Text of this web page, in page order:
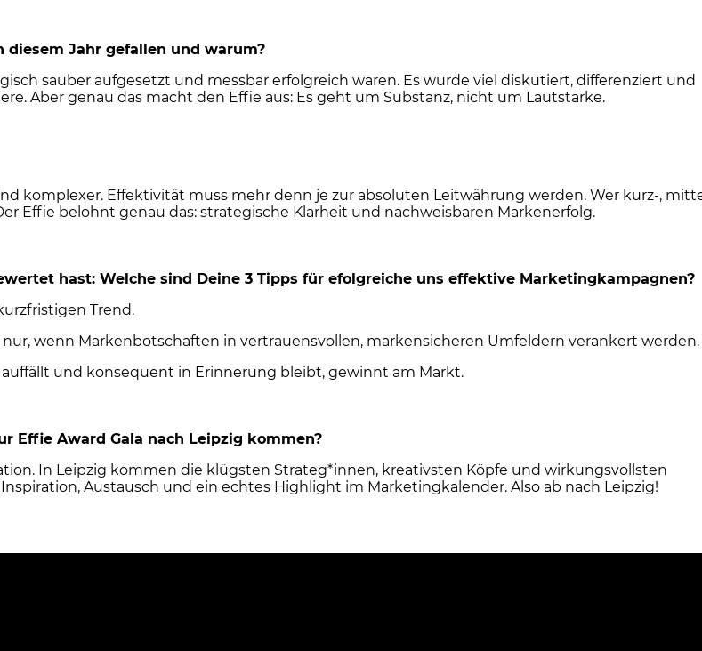
Jahr gefallen und warum?
sauber aufgesetzt und messbar erfolgreich waren. Es wurde viel diskutiert, differenziert und
Aber genau das macht den Effie aus: Es geht um Substanz, nicht um Lautstärke.
komplexer. Effektivität muss mehr denn je zur absoluten Leitwährung werden. Wer kurz-,
Effie belohnt genau das: strategische Klarheit und nachweisbaren Markenerfolg.
hast: Welche sind Deine 3 Tipps für efolgreiche uns effektive Marketingkampagnen?
Trend.
wenn Markenbotschaften in vertrauensvollen, markensicheren Umfeldern verankert werden.
und konsequent in Erinnerung bleibt, gewinnt am Markt.
Effie Award Gala nach Leipzig kommen?
In Leipzig kommen die klügsten Strateg*innen, kreativsten Köpfe und wirkungsvollsten
Austausch und ein echtes Highlight im Marketingkalender. Also ab nach Leipzig!